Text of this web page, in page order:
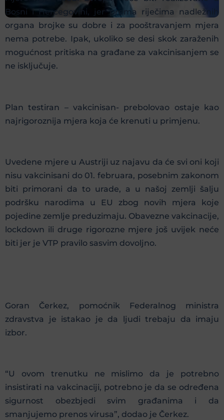
Bosni i Hercegovini, jer prema riječima nadležnih
organa brojke su dobre i za pooštravanjem mjera
nema potrebe. Ipak, ukoliko se desi skok zaraženih
mogućnost pritiska na građane za vakcinisanjem se
ne isključuje.
Plan testiran – vakcinisan- prebolovao ostaje kao
najrigoroznija mjera koja će krenuti u primjenu.
Uvedene mjere u Austriji uz najavu da će svi oni koji
nisu vakcinisani do 01. februara, posebnim zakonom
biti primorani da to urade, a u našoj zemlji šalju
podršku narodima u EU zbog novih mjera koje
pojedine zemlje preduzimaju. Obavezne vakcinacije,
lockdown ili druge rigorozne mjere još uvijek neće
biti jer je VTP pravilo sasvim dovoljno.
Goran Čerkez, pomoćnik Federalnog ministra
zdravstva je istakao je da ljudi trebaju da imaju
izbor.
“U ovom trenutku ne mislimo da je potrebno
insistirati na vakcinaciji, potrebno je da se određena
sigurnost obezbjedi svim građanima i da
smanjujemo prenos virusa”, dodao je Čerkez.